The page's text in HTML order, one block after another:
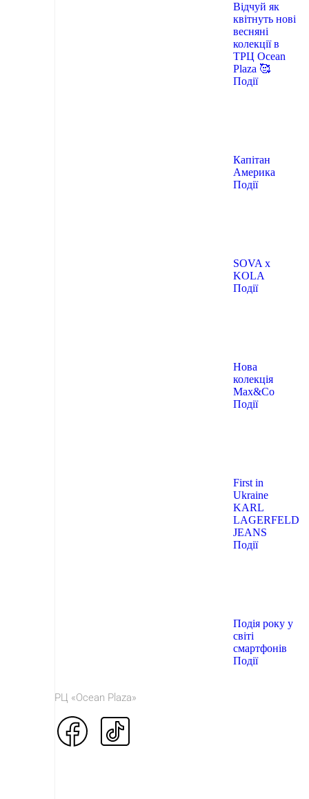
Відчуй як
квітнуть нові
весняні
колекції в
ТРЦ Ocean
Plaza 🥰
Події
Капітан
Америка
Події
SOVA x
KOLA
Події
Нова
колекція
Max&Co
Події
First in
Ukraine
KARL
LAGERFELD
JEANS
Події
Подія року у
світі
смартфонів
Події
© 2026 ТРЦ «Ocean Plaza»